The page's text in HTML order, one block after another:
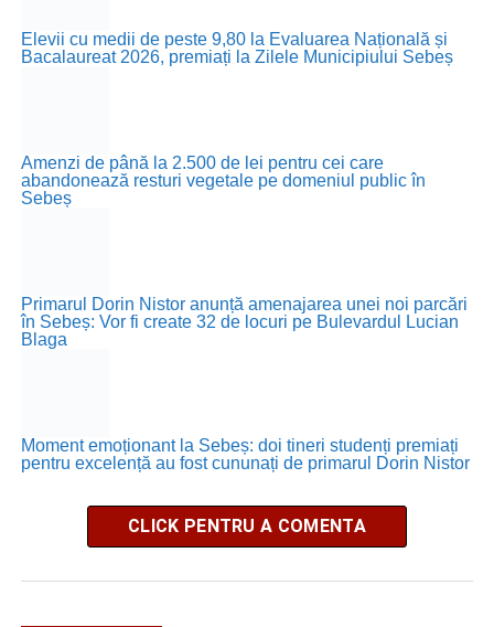
Elevii cu medii de peste 9,80 la Evaluarea Națională și
Bacalaureat 2026, premiați la Zilele Municipiului Sebeș
Amenzi de până la 2.500 de lei pentru cei care
abandonează resturi vegetale pe domeniul public în
Sebeș
Primarul Dorin Nistor anunță amenajarea unei noi parcări
în Sebeș: Vor fi create 32 de locuri pe Bulevardul Lucian
Blaga
Moment emoționant la Sebeș: doi tineri studenți premiați
pentru excelență au fost cununați de primarul Dorin Nistor
CLICK PENTRU A COMENTA